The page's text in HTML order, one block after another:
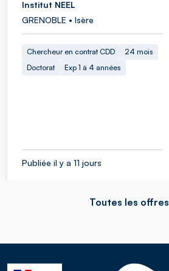
Institut NEEL
GRENOBLE • Isère
Chercheur en contrat CDD
24 mois
Doctorat
Exp 1 à 4 années
Publiée il y a 11 jours
Toutes les offres